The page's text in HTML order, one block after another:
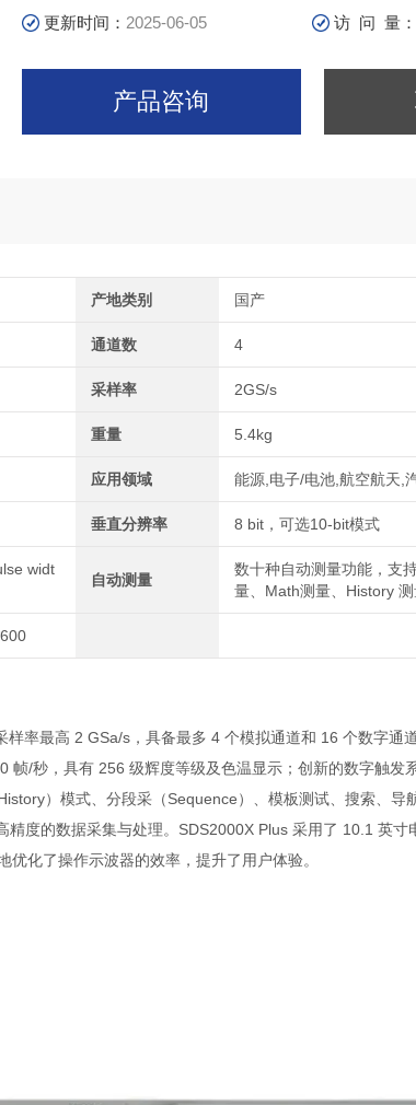
更新时间： 2025-06-05 访 问 量：
产品咨询
产地类别 国产
通道数 4
采样率 2GS/s
重量 5.4kg
应用领域 能源,电子/电池,航空航天,
垂直分辨率 8 bit，可选10-bit模式
widt
自动测量
数十种自动测量功能，支
量、Math测量、History
率最高 2 GSa/s，具备最多 4 个模拟通道和 16 个数字通
/秒，具有 256 级辉度等级及色温显示；创新的数字触发
）模式、分段采（Sequence）、模板测试、搜索、导
度的数据采集与处理。SDS2000X Plus 采用了 10.1 英寸
化了操作示波器的效率，提升了用户体验。